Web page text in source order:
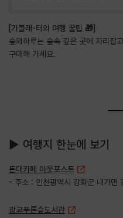
[가볼래-터의 여행 꿀팁 🎁]
숲의하루는 숲속 깊은 곳에 자리잡
구매해 가세요.
▶ 여행지 한눈에 보기
돈대카페 아웃포스트
- 주소 : 인천광역시 강화군 내가면
광교푸른숲도서관